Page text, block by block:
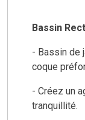
Bassin
- Bassin de
coque
- Créez un
tranquillité.